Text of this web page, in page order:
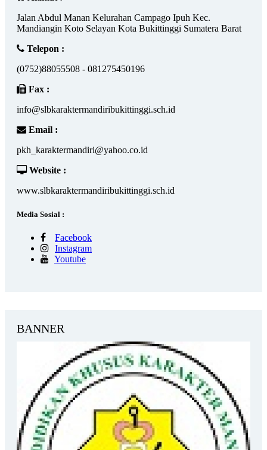
Jalan Abdul Manan Kelurahan Campago Ipuh Kec.
Mandiangin Koto Selayan Kota Bukittinggi Sumatera Barat
Telepon :
(0752)88055508 - 081275450196
Fax :
info@slbkaraktermandiribukittinggi.sch.id
Email :
pkh_karaktermandiri@yahoo.co.id
Website :
www.slbkaraktermandiribukittinggi.sch.id
Media Sosial :
Facebook
Instagram
Youtube
BANNER